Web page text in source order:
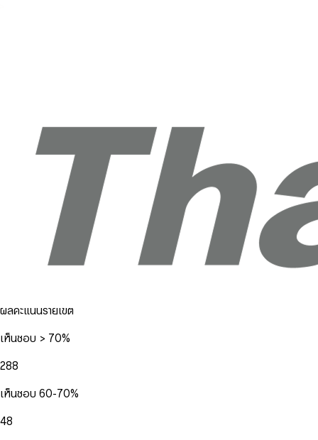
ผลคะแนนรายเขต
เห็นชอบ > 70%
288
เห็นชอบ 60-70%
48